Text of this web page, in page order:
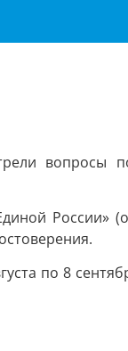
вопросы
по 8